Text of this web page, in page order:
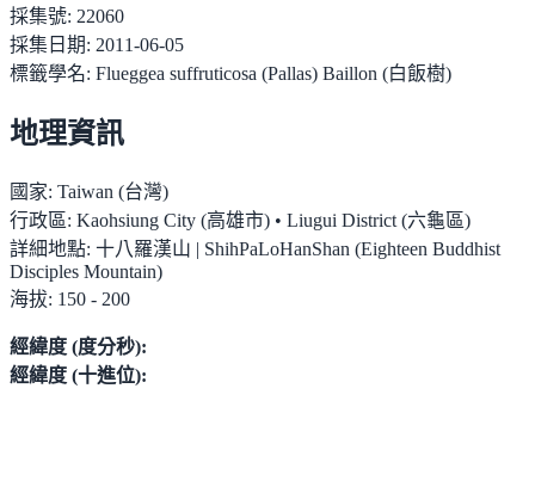
採集號: 22060
採集日期: 2011-06-05
標籤學名: Flueggea suffruticosa (Pallas) Baillon (白飯樹)
地理資訊
國家: Taiwan (台灣)
行政區: Kaohsiung City (高雄市) • Liugui District (六龜區)
詳細地點: 十八羅漢山 | ShihPaLoHanShan (Eighteen Buddhist
Disciples Mountain)
海拔: 150 - 200
經緯度 (度分秒):
經緯度 (十進位):